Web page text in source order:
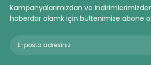
Kampanyalarımızdan ve
haberdar olamk için bültenimize abone